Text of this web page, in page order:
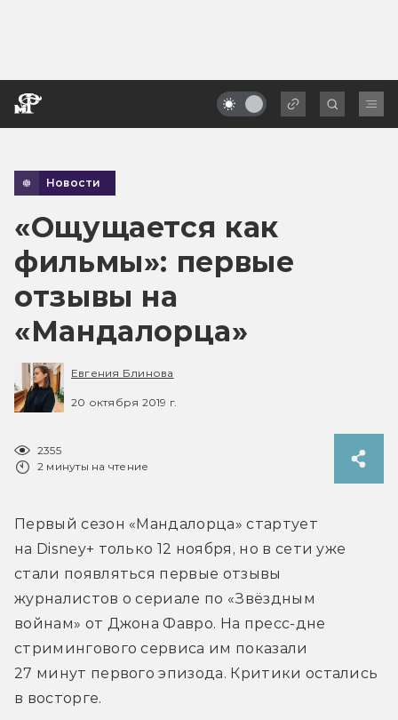
Новости
«Ощущается как
фильмы»: первые
отзывы на
«Мандалорца»
Евгения Блинова
20 октября 2019 г.
2355
2 минуты на чтение
Первый сезон «Мандалорца» стартует
на Disney+ только 12 ноября, но в сети уже
стали появляться первые отзывы
журналистов о сериале по «Звёздным
войнам» от Джона Фавро. На пресс-дне
стримингового сервиса им показали
27 минут первого эпизода. Критики остались
в восторге.